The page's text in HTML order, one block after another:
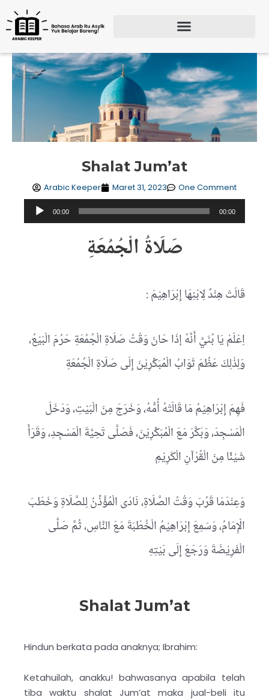
konten
Shalat Jum’at
Arabic Keeper Maret 31, 2023
One Comment
Pemutar
Audio
00:00 00:00
صَلَاةُ الْجُمُعَةِ
: قَالَتْ هِنْدٌ لِابْنِهَا إِبْرَاهِيْمَ
اِعْلَمْ يَا بُنَيَّ أَنَّهُ إذَا حَانَ وَقْتُ صَلَاةِ الْجُمُعَةِ حَرُمَ الْبَيْعُ،
وَلِذٰلِكَ عَظُمَ ثَوَابُ الْمُبَكِّرِيْنَ إِلَى صَلَاةِ الْجُمُعَةِ
فَهِمَ إِبْرَاهِيْمُ مَا قَالَتْهُ أُمُّهُ، وَخَرَجَ مِنَ الْبَيْتِ، وَدَخَلَ
الْمَسْجِدَ، وَبَكَّرَ مَعَ الْمُبَكِّرِيْنَ، فَصَلَّى تَحِيَّةَ الْمَسْجِدِ، وَقَرَأَ
شَيْئًا مِنَ الْقُرْآنِ الْكَرِيْمِ
وَعِنْدَمَا قَرُبَ وَقْتُ الصَّلَاةِ، نَادَى الْمُؤَّذِّنُ لِلصَّلَاةِ وَخَطَبَ
الْإِمَامُ، وَسَمِعَ إِبْرَاهِيْمُ الْخُطْبَةَ مَعَ النَّاسِ، ثُمَّ صَلَّى
الْفَرِيْضَةَ وَرَجَعَ إِلَى بَيْتِهِ
Shalat Jum’at
Hindun berkata pada anaknya; Ibrahim:
Ketahuilah, anakku! bahwasanya apabila telah
tiba waktu shalat Jum’at maka jual-beli itu